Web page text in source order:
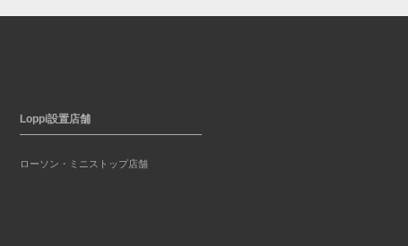
Loppi設置店舗
ローソン・ミニストップ店舗